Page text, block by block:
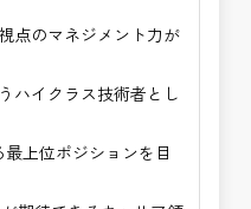
導業務
ジメント業務
点のマネジメント力が
ハイクラス技術者とし
上位ポジションを目